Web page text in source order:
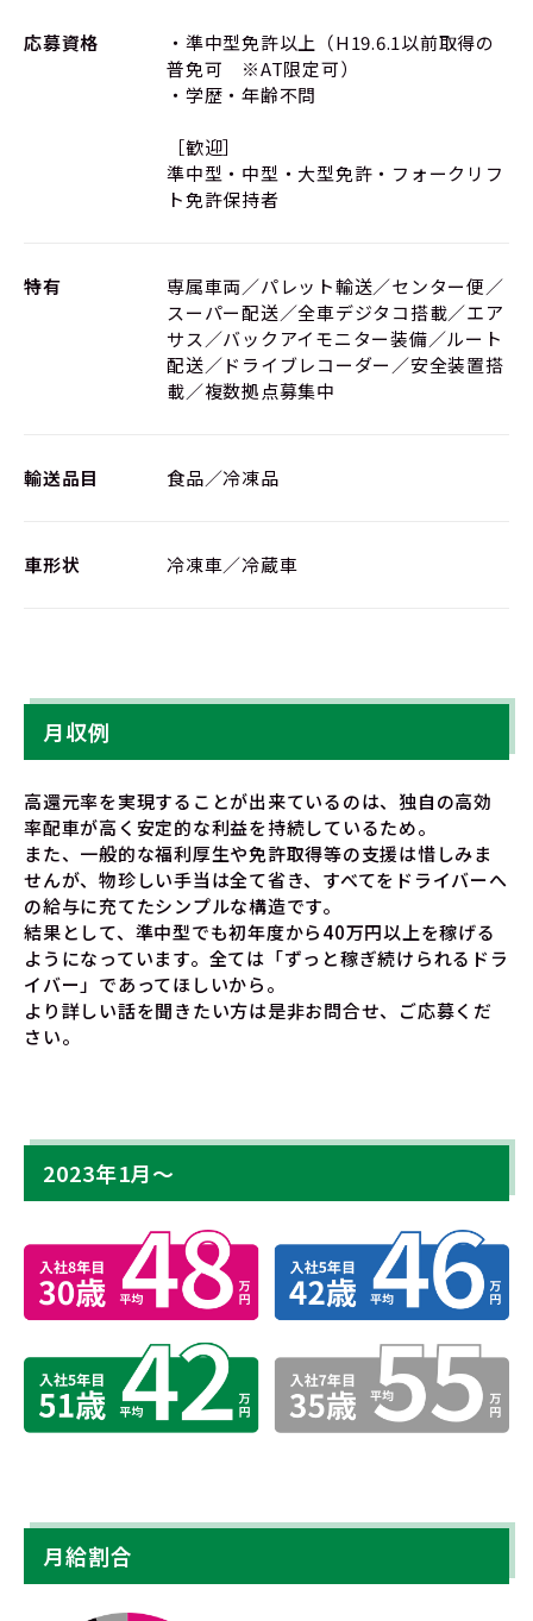
応募資格
・準中型免許以上（H19.6.1以前取得の
普免可 ※AT限定可）
・学歴・年齢不問
［歓迎］
準中型・中型・大型免許・フォークリフ
ト免許保持者
特有
専属車両／パレット輸送／センター便／
スーパー配送／全車デジタコ搭載／エア
サス／バックアイモニター装備／ルート
配送／ドライブレコーダー／安全装置搭
載／複数拠点募集中
輸送品目 食品／冷凍品
車形状 冷凍車／冷蔵車
月収例
高還元率を実現することが出来ているのは、独自の高効
率配車が高く安定的な利益を持続しているため。
また、一般的な福利厚生や免許取得等の支援は惜しみま
せんが、物珍しい手当は全て省き、すべてをドライバーへ
の給与に充てたシンプルな構造です。
結果として、準中型でも初年度から40万円以上を稼げる
ようになっています。全ては「ずっと稼ぎ続けられるドラ
イバー」であってほしいから。
より詳しい話を聞きたい方は是非お問合せ、ご応募くだ
さい。
2023年1月～
月給割合